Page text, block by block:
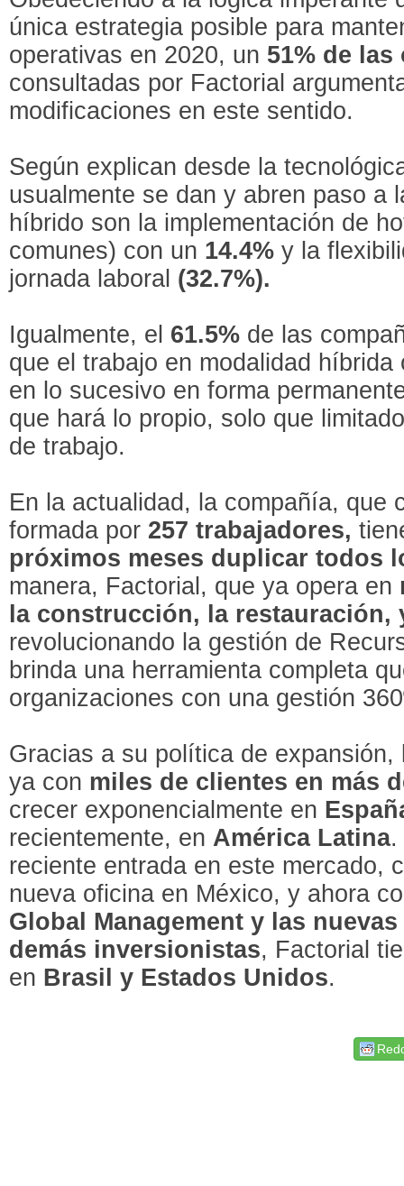
única estrategia posible para
operativas en 2020, un 51% de
consultadas por Factorial
modificaciones en este sentido.
Según explican desde la
usualmente se dan y abren paso a
híbrido son la implementación de
comunes) con un 14.4% y la
jornada laboral (32.7%).
Igualmente, el 61.5% de las
que el trabajo en modalidad
en lo sucesivo en forma
que hará lo propio, solo que
de trabajo.
En la actualidad, la compañía, que
formada por 257 trabajadores,
próximos meses duplicar todos
manera, Factorial, que ya opera en
la construcción, la restauración,
revolucionando la gestión de
brinda una herramienta completa
organizaciones con una gestión
Gracias a su política de
ya con miles de clientes en más
crecer exponencialmente en
recientemente, enAmérica Latina.
reciente entrada en este mercado,
nueva oficina en México, y ahora
Global Management y las
demás inversionistas, Factorial
en Brasil y Estados Unidos.